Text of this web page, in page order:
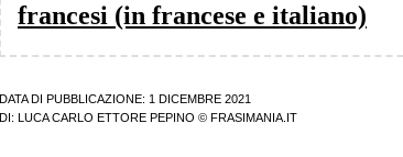
francesi (in francese e italiano)
DATA DI PUBBLICAZIONE: 1 DICEMBRE 2021
DI:
LUCA CARLO ETTORE PEPINO © FRASIMANIA.IT